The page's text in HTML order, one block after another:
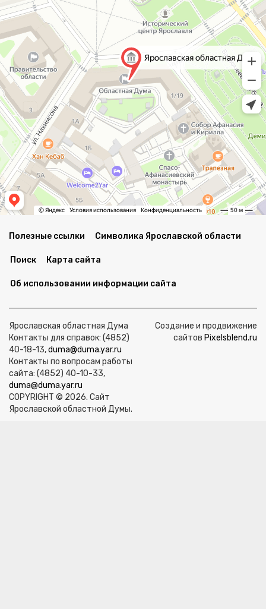
Полезные ссылки Символика Ярославской области
Поиск Карта сайта
Об использовании информации сайта
Ярославская областная Дума
Контакты для справок: (4852)
40-18-13,duma@duma.yar.ru
Контакты по вопросам работы
сайта: (4852) 40-10-33,
duma@duma.yar.ru
COPYRIGHT © 2026. Сайт
Ярославской областной Думы.
Создание и продвижение
сайтов Pixelsblend.ru